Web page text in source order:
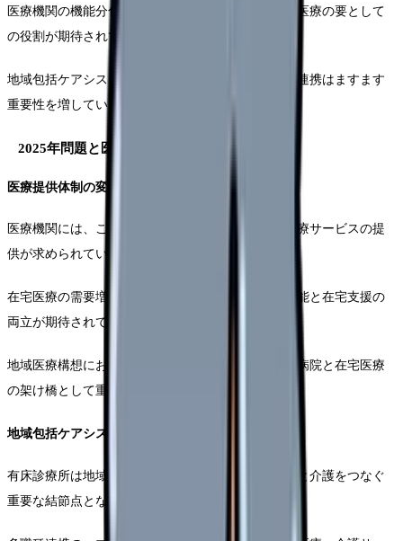
医療機関の機能分化が進む中、有床診療所には地域医療の要として
の役割が期待されています。
地域包括ケアシステムの深化に伴い、医療機関間の連携はますます
重要性を増しています。
2025年問題と医療連携の課題
医療提供体制の変化への対応
医療機関には、これまで以上に効率的で質の高い医療サービスの提
供が求められています。
在宅医療の需要増加に伴い、有床診療所には入院機能と在宅支援の
両立が期待されています。
地域医療構想における有床診療所の役割は、急性期病院と在宅医療
の架け橋として重要性を増しています。
地域包括ケアシステムにおける位置づけ
有床診療所は地域包括ケアシステムにおいて、医療と介護をつなぐ
重要な結節点となっています。